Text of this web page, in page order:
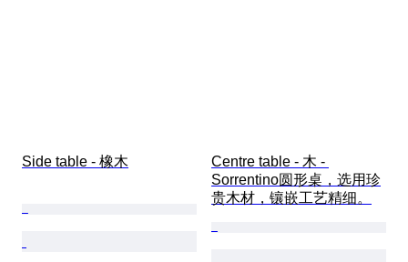
Side table - 橡木
Centre table - 木 -
Sorrentino圆形桌，选用珍
贵木材，镶嵌工艺精细。